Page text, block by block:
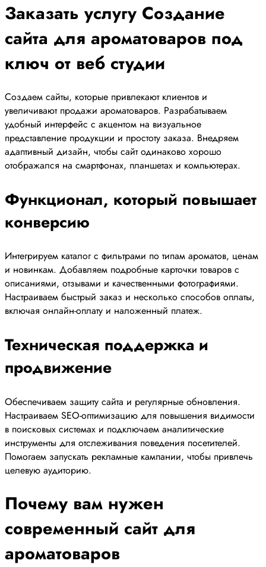
Заказать услугу Создание
сайта для ароматоваров под
ключ от веб студии
Создаем сайты, которые привлекают клиентов и
увеличивают продажи ароматоваров. Разрабатываем
удобный интерфейс с акцентом на визуальное
представление продукции и простоту заказа. Внедряем
адаптивный дизайн, чтобы сайт одинаково хорошо
отображался на смартфонах, планшетах и компьютерах.
Функционал, который повышает
конверсию
Интегрируем каталог с фильтрами по типам ароматов, ценам
и новинкам. Добавляем подробные карточки товаров с
описаниями, отзывами и качественными фотографиями.
Настраиваем быстрый заказ и несколько способов оплаты,
включая онлайн-оплату и наложенный платеж.
Техническая поддержка и
продвижение
Обеспечиваем защиту сайта и регулярные обновления.
Настраиваем SEO-оптимизацию для повышения видимости
в поисковых системах и подключаем аналитические
инструменты для отслеживания поведения посетителей.
Помогаем запускать рекламные кампании, чтобы привлечь
целевую аудиторию.
Почему вам нужен
современный сайт для
ароматоваров